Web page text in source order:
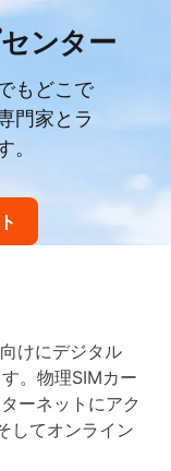
ンター
もどこで
門家とラ
。
けにデジタル
。物理SIMカー
ーネットにアク
してオンライン